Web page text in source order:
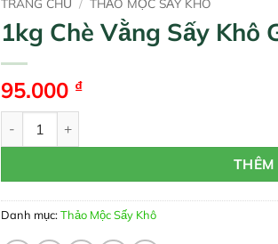
TRANG CHỦ / THẢO MỘC SẤY KHÔ
1kg Chè Vằng Sấy Khô
95.000 ₫
1kg Chè Vằng Sấy Khô Giá Rẻ Tại TP.HCM
Danh mục:Thảo Mộc Sấy Khô